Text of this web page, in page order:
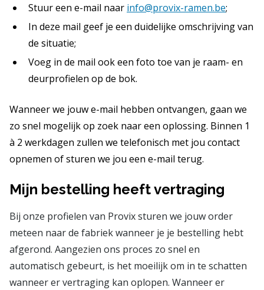
Stuur een e-mail naar info@provix-ramen.be;
In deze mail geef je een duidelijke omschrijving van
de situatie;
Voeg in de mail ook een foto toe van je raam- en
deurprofielen op de bok.
Wanneer we jouw e-mail hebben ontvangen, gaan we
zo snel mogelijk op zoek naar een oplossing. Binnen 1
à 2 werkdagen zullen we telefonisch met jou contact
opnemen of sturen we jou een e-mail terug.
Mijn bestelling heeft vertraging
Bij onze profielen van Provix sturen we jouw order
meteen naar de fabriek wanneer je je bestelling hebt
afgerond. Aangezien ons proces zo snel en
automatisch gebeurt, is het moeilijk om in te schatten
wanneer er vertraging kan oplopen. Wanneer er